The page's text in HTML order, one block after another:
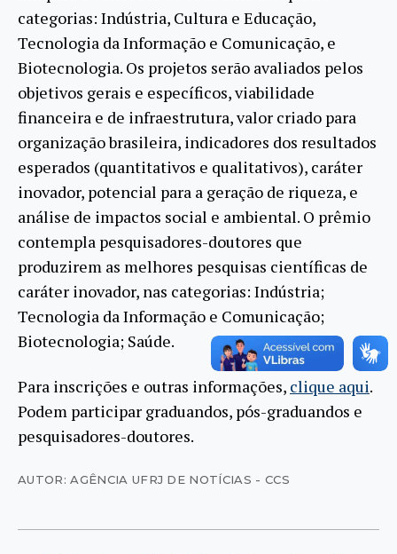
categorias: Indústria, Cultura e Educação,
Tecnologia da Informação e Comunicação, e
Biotecnologia. Os projetos serão avaliados pelos
objetivos gerais e específicos, viabilidade
financeira e de infraestrutura, valor criado para
organização brasileira, indicadores dos resultados
esperados (quantitativos e qualitativos), caráter
inovador, potencial para a geração de riqueza, e
análise de impactos social e ambiental. O prêmio
contempla pesquisadores-doutores que
produzirem as melhores pesquisas científicas de
caráter inovador, nas categorias: Indústria;
Tecnologia da Informação e Comunicação;
Biotecnologia; Saúde.
Para inscrições e outras informações, clique aqui.
Podem participar graduandos, pós-graduandos e
pesquisadores-doutores.
AUTOR: AGÊNCIA UFRJ DE NOTÍCIAS - CCS